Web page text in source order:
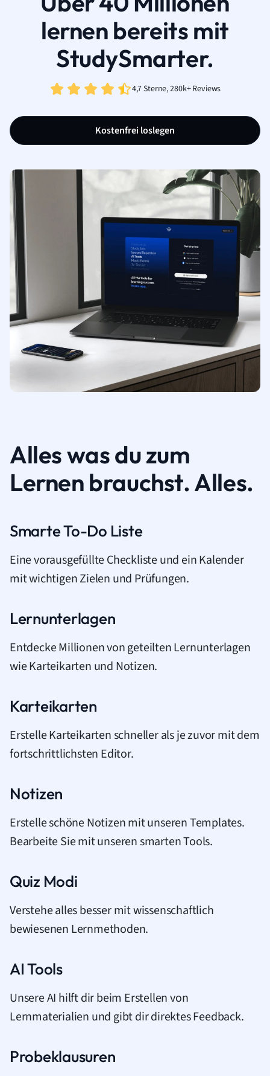
lernen bereits mit
StudySmarter.
4,7 Sterne, 280k+ Reviews
Kostenfrei loslegen
Alles was du zum
Lernen brauchst. Alles.
Smarte To-Do Liste
Eine vorausgefüllte Checkliste und ein Kalender
mit wichtigen Zielen und Prüfungen.
Lernunterlagen
Entdecke Millionen von geteilten Lernunterlagen
wie Karteikarten und Notizen.
Karteikarten
Erstelle Karteikarten schneller als je zuvor mit dem
fortschrittlichsten Editor.
Notizen
Erstelle schöne Notizen mit unseren Templates.
Bearbeite Sie mit unseren smarten Tools.
Quiz Modi
Verstehe alles besser mit wissenschaftlich
bewiesenen Lernmethoden.
AI Tools
Unsere AI hilft dir beim Erstellen von
Lernmaterialien und gibt dir direktes Feedback.
Probeklausuren